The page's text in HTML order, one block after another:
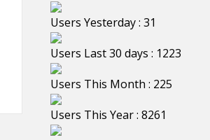
Users Yesterday : 31
Users Last 30 days : 1223
Users This Month : 225
Users This Year : 8261